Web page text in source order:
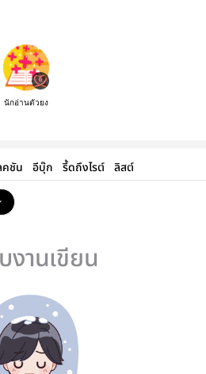
นักอ่านตัวยง
คชัน อีบุ๊ก รี้ดถึงไรต์ ลิสต์
งานเขียน